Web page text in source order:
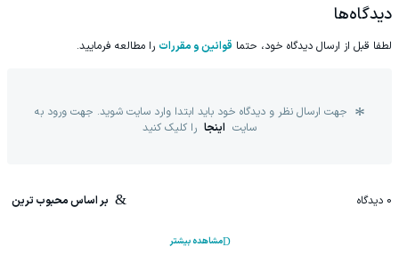
دیدگاه‌ها
لطفا قبل از ارسال دیدگاه خود، حتما قوانین و مقررات را مطالعه فرمایید.
جهت ارسال نظر و دیدگاه خود باید ابتدا وارد سایت شوید. جهت ورود به
سایت اینجا را کلیک کنید
0 دیدگاه بر اساس محبوب ترین
مشاهده بیشتر